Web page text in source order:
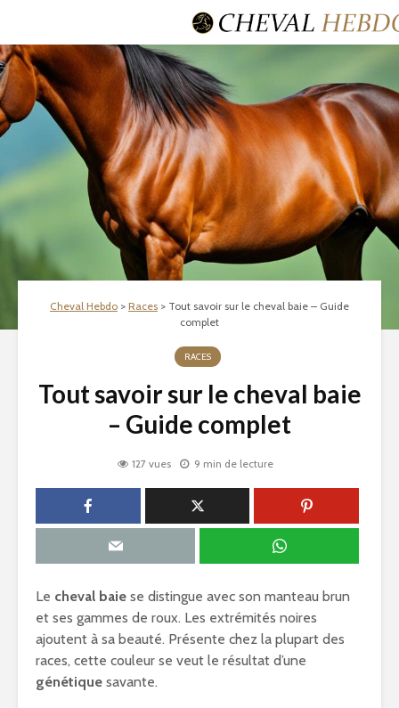
Cheval Hebdo > Races > Tout savoir sur le cheval baie – Guide
complet
RACES
Tout savoir sur le cheval baie
– Guide complet
127 vues 9 min de lecture
Le cheval baie se distingue avec son manteau brun
et ses gammes de roux. Les extrémités noires
ajoutent à sa beauté. Présente chez la plupart des
races, cette couleur se veut le résultat d’une
génétique savante.